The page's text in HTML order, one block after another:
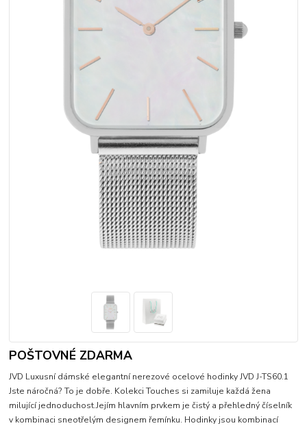
POŠTOVNÉ ZDARMA
JVD Luxusní dámské elegantní nerezové ocelové hodinky JVD J-TS60.1
Jste náročná? To je dobře. Kolekci Touches si zamiluje každá žena
milující jednoduchost.Jejím hlavním prvkem je čistý a přehledný číselník
v kombinaci sneotřelým designem řemínku. Hodinky jsou kombinací